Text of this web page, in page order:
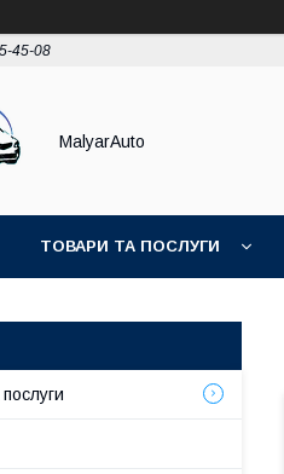
45-08
MalyarAuto
ТОВАРИ ТА ПОСЛУГИ